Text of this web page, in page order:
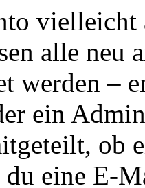
alle neu
werden –
ein
ob
eine E-